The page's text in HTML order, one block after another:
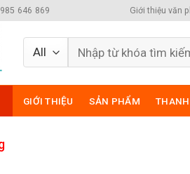
646 869 Giới thiệu văn
Search
GIỚI THIỆU SẢN PHẨM